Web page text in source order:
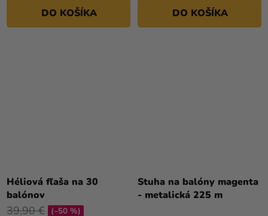
DO KOŠÍKA DO KOŠÍKA
Héliová fľaša na 30
balónov
39,90 € (–50 %)
Stuha na balóny magenta
- metalická 225 m